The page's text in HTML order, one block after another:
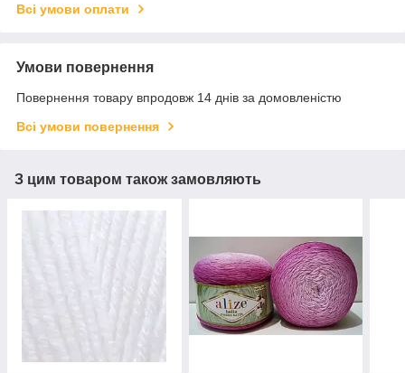
Всі умови оплати
Умови повернення
Повернення товару впродовж 14 днів за домовленістю
Всі умови повернення
З цим товаром також замовляють